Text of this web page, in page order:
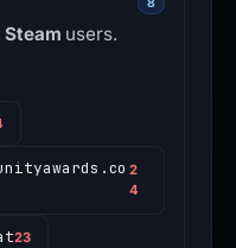
Steam users.
2
4
23